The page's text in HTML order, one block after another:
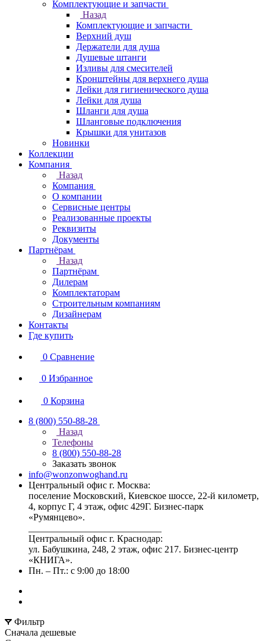
Комплектующие и запчасти
Назад
Комплектующие и запчасти
Верхний душ
Держатели для душа
Душевые штанги
Изливы для смесителей
Кронштейны для верхнего душа
Лейки для гигиенического душа
Лейки для душа
Шланги для душа
Шланговые подключения
Крышки для унитазов
Новинки
Коллекции
Компания
Назад
Компания
О компании
Сервисные центры
Реализованные проекты
Реквизиты
Документы
Партнёрам
Назад
Партнёрам
Дилерам
Комплектаторам
Строительным компаниям
Дизайнерам
Контакты
Где купить
0 Сравнение
0 Избранное
0 Корзина
8 (800) 550-88-28
Назад
Телефоны
8 (800) 550-88-28
Заказать звонок
info@wonzonwoghand.ru
Центральный офис г. Москва:
поселение Московский, Киевское шоссе, 22-й километр,
4, корпус Г, 4 этаж, офис 429Г. Бизнес-парк
«Румянцево».
Центральный офис г. Краснодар:
ул. Бабушкина, 248, 2 этаж, офис 217. Бизнес-центр
«КНИГА».
Пн. – Пт.: с 9:00 до 18:00
Фильтр
Сначала дешевые